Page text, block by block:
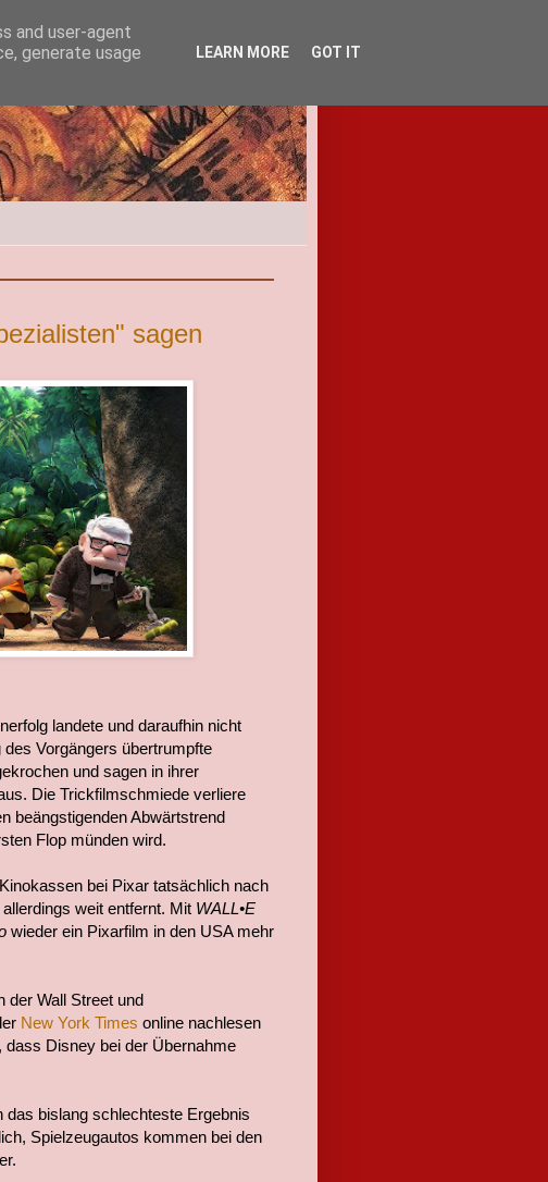
sagen
landete und daraufhin nicht
Vorgängers übertrumpfte
und sagen in ihrer
Die Trickfilmschmiede verliere
beängstigenden Abwärtstrend
Flop münden wird.
bei Pixar tatsächlich nach
weit entfernt. Mit WALL•E
wieder ein Pixarfilm in den USA mehr
der Wall Street und
New York Times online nachlesen
dass Disney bei der Übernahme
bislang schlechteste Ergebnis
Spielzeugautos kommen bei den
and user-agent
generate usage
LEARN MORE GOT IT